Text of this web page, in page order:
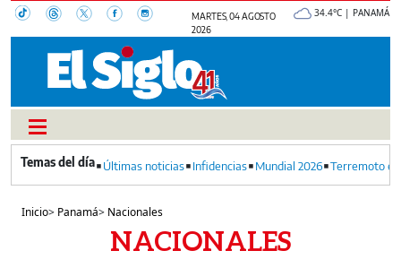
MARTES, 04 AGOSTO
2026
34.4°C | PANAMÁ
Últimas noticias Infidencias Mundial 2026 Terremoto
Inicio> Panamá> Nacionales
NACIONALES